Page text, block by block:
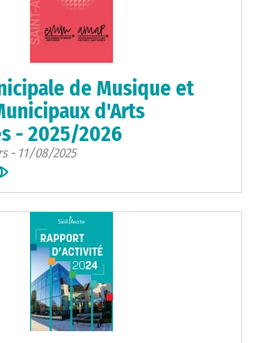
de Musique et
d'Arts
- 2025/2026
- 11/08/2025